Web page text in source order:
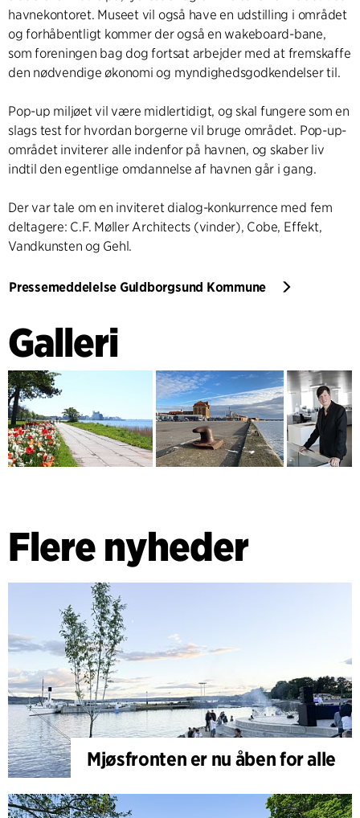
havnekontoret. Museet vil også have en udstilling i området
og forhåbentligt kommer der også en wakeboard-bane,
som foreningen bag dog fortsat arbejder med at fremskaffe
den nødvendige økonomi og myndighedsgodkendelser til.
Pop-up miljøet vil være midlertidigt, og skal fungere som en
slags test for hvordan borgerne vil bruge området. Pop-up-
området inviterer alle indenfor på havnen, og skaber liv
indtil den egentlige omdannelse af havnen går i gang.
Der var tale om en inviteret dialog-konkurrence med fem
deltagere: C.F. Møller Architects (vinder), Cobe, Effekt,
Vandkunsten og Gehl.
Pressemeddelelse Guldborgsund Kommune
Galleri
Flere nyheder
Mjøsfronten er nu åben for alle